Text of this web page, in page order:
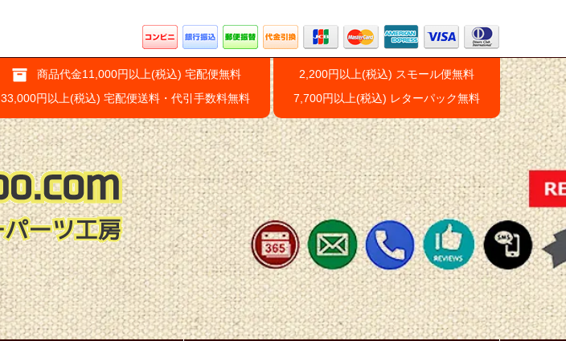
商品代金11,000円以上(税込) 宅配便無料
33,000円以上(税込) 宅配便送料・代引手数料無料
2,200円以上(税込) スモール便無料
7,700円以上(税込) レターパック無料